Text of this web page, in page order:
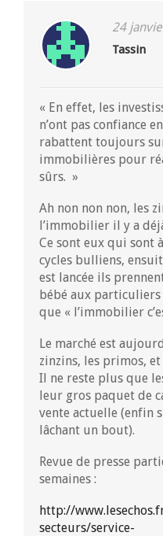
24
Tassin
« En effet, les
n’ont pas confiance
rabattent toujours
immobilières pour
sûrs. »
Ah non non non, les
l’immobilier il y a
Ce sont eux qui sont
cycles bulliens,
est lancée ils
bébé aux
que « l’immobilier
Le marché est
zinzins, les primos,
Il ne reste plus que
leur gros paquet de
vente actuelle (enfin
lâchant un bout).
Revue de presse
semaines :
http://
secteurs/service-